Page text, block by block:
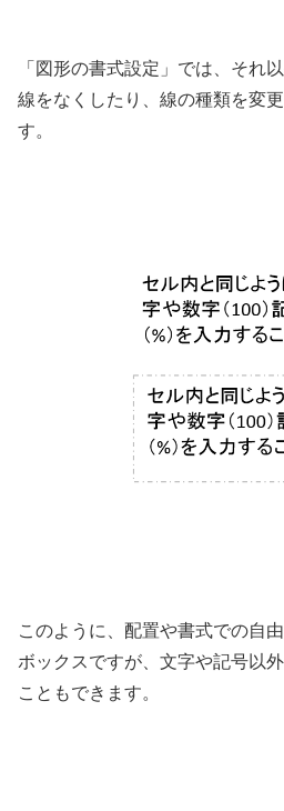
「図形の書式設定」では、それ
線をなくしたり、線の種類を変
す。
このように、配置や書式での自
ボックスですが、文字や記号以
こともできます。